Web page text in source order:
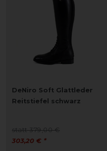
DeNiro Soft Glattleder
Reitstiefel schwarz
statt 379,00 €
303,20 € *